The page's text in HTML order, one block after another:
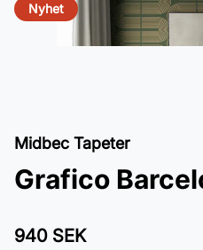
Nyhet
Midbec Tapeter
Grafico
940 SEK